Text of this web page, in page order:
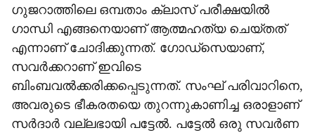
ഗുജറാത്തിലെ ഒമ്പതാം ക്ലാസ് പരീക്ഷയില്‍
ഗാന്ധി എങ്ങനെയാണ് ആത്മഹത്യ ചെയ്തത്
എന്നാണ് ചോദിക്കുന്നത്. ഗോഡ്‌സെയാണ്,
സവര്‍ക്കറാണ് ഇവിടെ
ബിംബവല്‍ക്കരിക്കപ്പെടുന്നത്. സംഘ് പരിവാറിനെ,
അവരുടെ ഭീകരതയെ തുറന്നുകാണിച്ച ഒരാളാണ്
സര്‍ദാര്‍ വല്ലഭായി പട്ടേല്‍. പട്ടേല്‍ ഒരു സവര്‍ണ